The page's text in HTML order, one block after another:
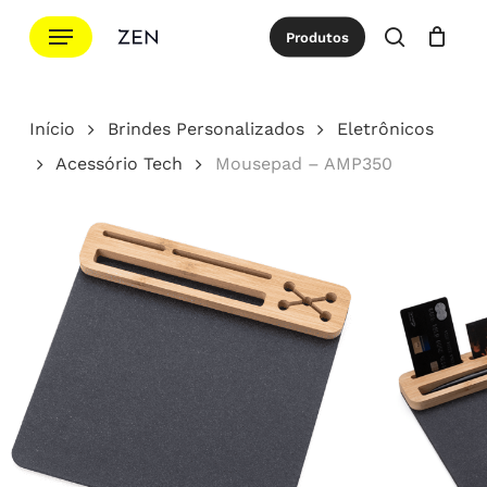
para
principal
Menu Produtos
procurar
Cotação Close
Início Brindes Personalizados
Eletrônicos
Acessório Tech
Mousepad – AMP350